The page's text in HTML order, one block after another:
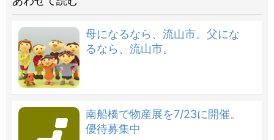
母になるなら、流山市。父にな
るなら、流山市。
南船橋で物産展を7/23に開催。
優待募集中